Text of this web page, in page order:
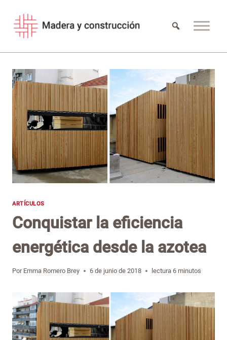
contenido
ARTÍCULOS
Conquistar la eficiencia
energética desde la azotea
Por Emma Romero Brey 6 de junio de 2018 lectura 6 minutos